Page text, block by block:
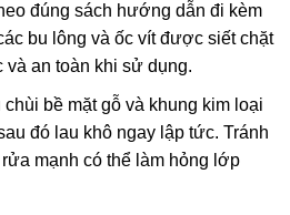
đúng sách hướng dẫn đi kèm
bu lông và ốc vít được siết chặt
an toàn khi sử dụng.
chùi bề mặt gỗ và khung kim loại
đó lau khô ngay lập tức. Tránh
mạnh có thể làm hỏng lớp